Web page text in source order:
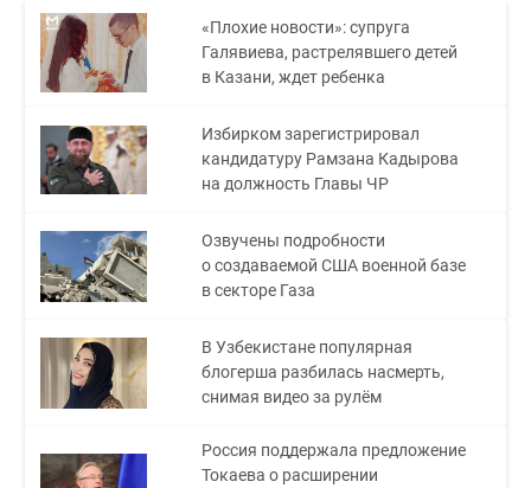
«Плохие новости»: супруга
Галявиева, растрелявшего детей
в Казани, ждет ребенка
Избирком зарегистрировал
кандидатуру Рамзана Кадырова
на должность Главы ЧР
Озвучены подробности
о создаваемой США военной базе
в секторе Газа
В Узбекистане популярная
блогерша разбилась насмерть,
снимая видео за рулём
Россия поддержала предложение
Токаева о расширении